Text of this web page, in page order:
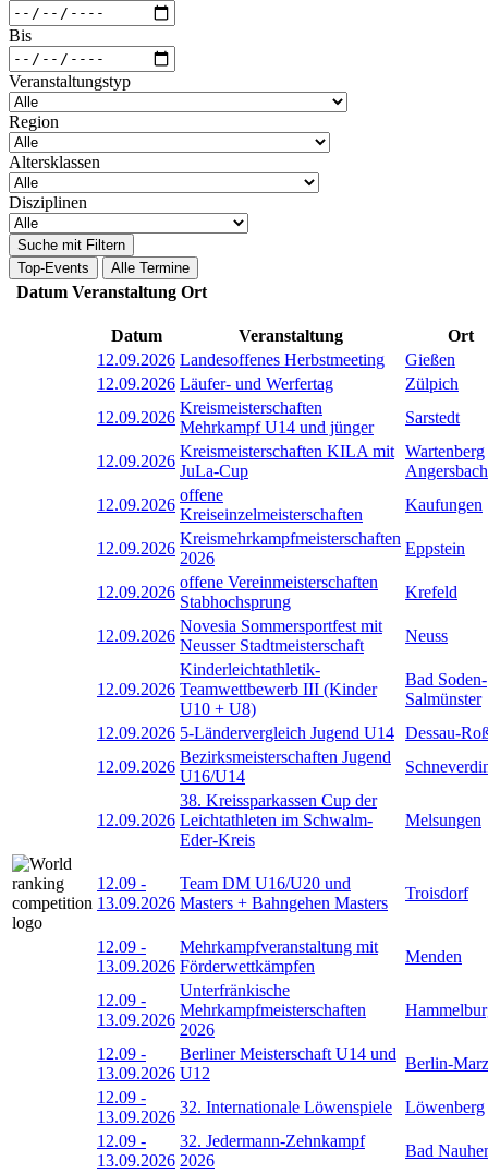
Bis
Veranstaltungstyp
Region
Altersklassen
Disziplinen
Suche mit Filtern
Top-Events
Alle Termine
Datum Veranstaltung Ort
Datum Veranstaltung
Ort
12.09.2026 Landesoffenes Herbstmeeting
Gießen
12.09.2026 Läufer- und Werfertag
Zülpich
12.09.2026
Kreismeisterschaften
Mehrkampf U14 und jünger
Sarstedt
12.09.2026
Kreismeisterschaften KILA mit
JuLa-Cup
Wartenberg
Angersbach
12.09.2026
offene
Kreiseinzelmeisterschaften
Kaufungen
12.09.2026
Kreismehrkampfmeisterschaften
2026
Eppstein
12.09.2026
offene Vereinmeisterschaften
Stabhochsprung
Krefeld
12.09.2026
Novesia Sommersportfest mit
Neusser Stadtmeisterschaft
Neuss
12.09.2026
Kinderleichtathletik-
Teamwettbewerb III (Kinder
U10 + U8)
Bad Soden-
Salmünster
12.09.2026 5-Ländervergleich Jugend U14 Dessau-
12.09.2026
Bezirksmeisterschaften Jugend
U16/U14
12.09.2026
38. Kreissparkassen Cup der
Leichtathleten im Schwalm-
Eder-Kreis
Melsungen
12.09 -
13.09.2026
Team DM U16/U20 und
Masters + Bahngehen Masters
Troisdorf
12.09 -
13.09.2026
Mehrkampfveranstaltung mit
Förderwettkämpfen
Menden
12.09 -
13.09.2026
Unterfränkische
Mehrkampfmeisterschaften
2026
12.09 -
13.09.2026
Berliner Meisterschaft U14 und
U12
Berlin-
12.09 -
13.09.2026
32. Internationale Löwenspiele
Löwenberg
12.09 -
13.09.2026
32. Jedermann-Zehnkampf
2026
Bad